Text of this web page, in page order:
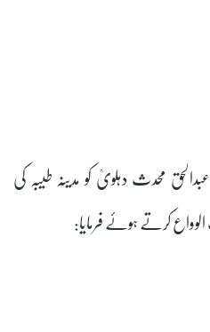
محدث دہلویؒ کو مدینہ طیبہ کی
کرتے ہوئے فرمایا: